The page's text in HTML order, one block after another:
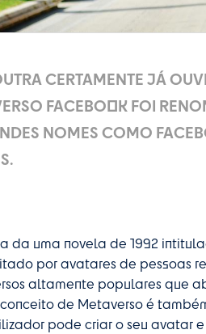
CERTAMENTE JÁ
FACEBOOK FOI
NOMES COMO
da uma novela de 1992
por avatares de pessoas
altamente populares que
de Metaverso é
pode criar o seu avatar e